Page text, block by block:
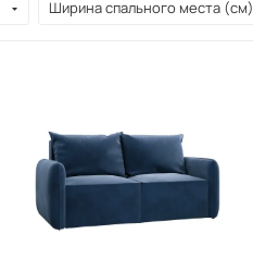
Ширина спального места (см)